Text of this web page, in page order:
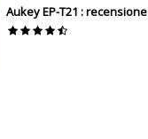
Aukey EP-T21 : recensione